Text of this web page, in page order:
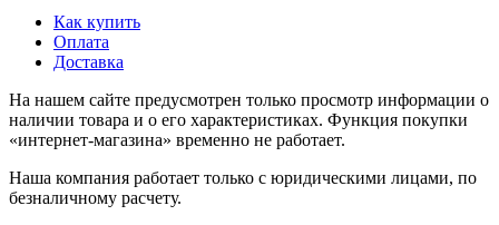
Как купить
Оплата
Доставка
На нашем сайте предусмотрен только просмотр информации о
наличии товара и о его характеристиках. Функция покупки
«интернет-магазина» временно не работает.
Наша компания работает только с юридическими лицами, по
безналичному расчету.